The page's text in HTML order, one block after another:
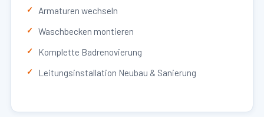
Armaturen wechseln
Waschbecken montieren
Komplette Badrenovierung
Leitungsinstallation Neubau & Sanierung